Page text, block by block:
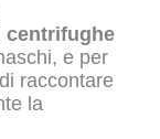
centrifughe
e per
raccontare
la